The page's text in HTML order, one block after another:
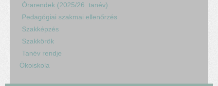
Órarendek (2025/26. tanév)
Pedagógiai szakmai ellenőrzés
Szakképzés
Szakkörök
Tanév rendje
Ökoiskola